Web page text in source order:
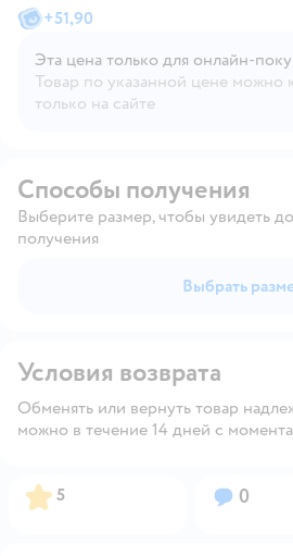
+51,90
Эта цена только для
Товар по указанной цене можно
только на сайте
Способы получения
Выберите размер, чтобы увидеть
получения
Выбрать
Условия возврата
Обменять или вернуть товар
можно в течение 14 дней с
Рейтинг:
5 Вопросов:
0